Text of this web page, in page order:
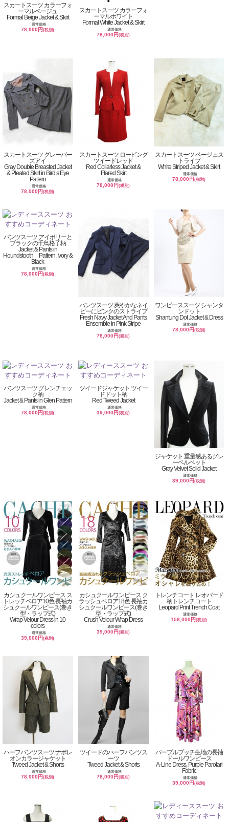
スカートスーツ カラーフォ
ーマルベージュ
Formal Beige Jacket & Skirt
通常価格
78,000円(税別)
スカートスーツ カラーフォ
ーマルホワイト
Formal White Jacket & Skirt
通常価格
78,000円(税別)
スカートスーツ グレーバー
ズアイ
Gray Double Breasted Jacket
& Pleated Skirt in Bird’s Eye
Pattern
通常価格
78,000円(税別)
スカートスーツ ロービング
ツイードレッド
Red Collarless Jacket &
Flared Skirt
通常価格
78,000円(税別)
スカートスーツ ベージュス
トライプ
White Striped Jacket & Skirt
通常価格
78,000円(税別)
パンツスーツ アイボリーと
ブラックの千鳥格子柄
Jacket & Pants in
Houndstooth Pattern, Ivory &
Black
通常価格
78,000円(税別)
パンツスーツ 爽やかなネイ
ビーにピンクのストライプ
Fresh Navy Jacket And Pants
Ensemble in Pink Stripe
通常価格
78,000円(税別)
ワンピーススーツ シャンタ
ンドット
Shantung Dot Jacket & Dress
通常価格
78,000円(税別)
パンツスーツ グレンチェッ
ク柄
Jacket & Pants in Glen Pattern
通常価格
78,000円(税別)
ツイードジャケット ツイー
ドドット柄
Red Tweed Jacket
通常価格
39,000円(税別)
ジャケット 重量感あるグレ
ーベルベット
Gray Velvet Solid Jacket
通常価格
39,000円(税別)
カシュクールワンピース ス
トレッチベロア10色 長袖カ
シュクールワンピース(巻き
型・ラップ式)
Wrap Velour Dress in 10
colors
通常価格
39,000円(税別)
カシュクールワンピース ク
ラッシュベロア18色 長袖カ
シュクールワンピース(巻き
型・ラップ式)
Crush Velour Wrap Dress
通常価格
39,000円(税別)
トレンチコート レオパード
柄トレンチコート
Leopard Print Trench Coat
通常価格
158,000円(税別)
ハーフパンツスーツ ナポレ
オンカラージャケット
Tweed Jacket & Shorts
通常価格
78,000円(税別)
ツイードのハーフパンツス
ーツ
Tweed Jacket & Shorts
通常価格
78,000円(税別)
パープルプッチ生地の長袖
ドールワンピース
A-Line Dress, Purple Parolari
Fabric
通常価格
39,000円(税別)